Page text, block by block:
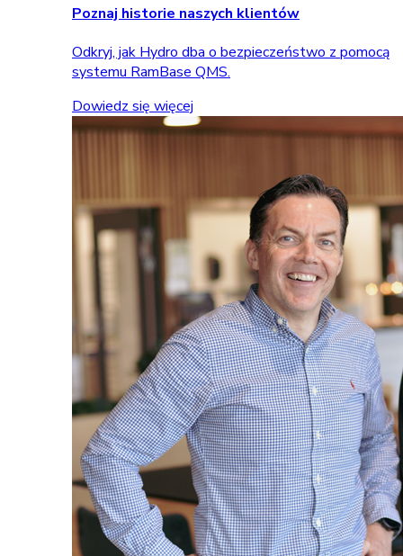
Poznaj historie naszych klientów
Odkryj, jak Hydro dba o bezpieczeństwo z pomocą
systemu RamBase QMS.
Dowiedz się więcej